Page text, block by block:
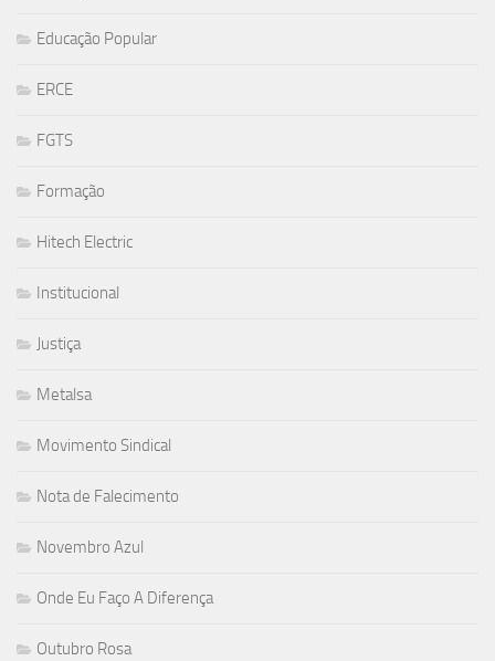
Educação Popular
ERCE
FGTS
Formação
Hitech Electric
Institucional
Justiça
Metalsa
Movimento Sindical
Nota de Falecimento
Novembro Azul
Onde Eu Faço A Diferença
Outubro Rosa